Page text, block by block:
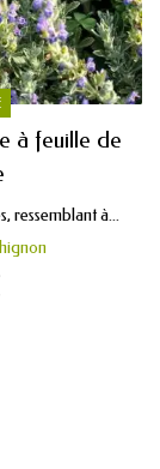
à feuille de
ressemblant à...